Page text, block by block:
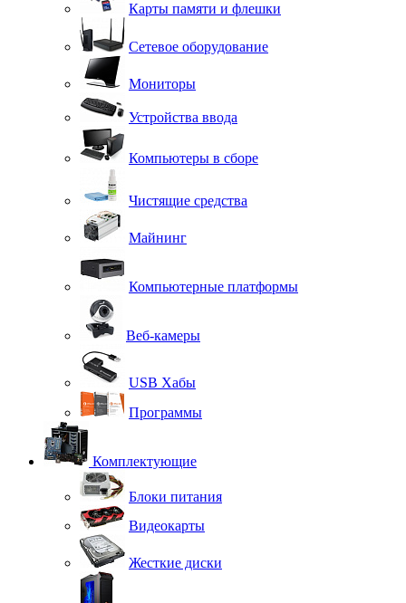
Карты памяти и флешки
Сетевое оборудование
Мониторы
Устройства ввода
Компьютеры в сборе
Чистящие средства
Майнинг
Компьютерные платформы
Веб-камеры
USB Хабы
Программы
Комплектующие
Блоки питания
Видеокарты
Жесткие диски